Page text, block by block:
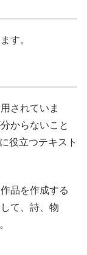
す。
されていま
からないこと
役立つテキスト
品を作成する
て、詩、物